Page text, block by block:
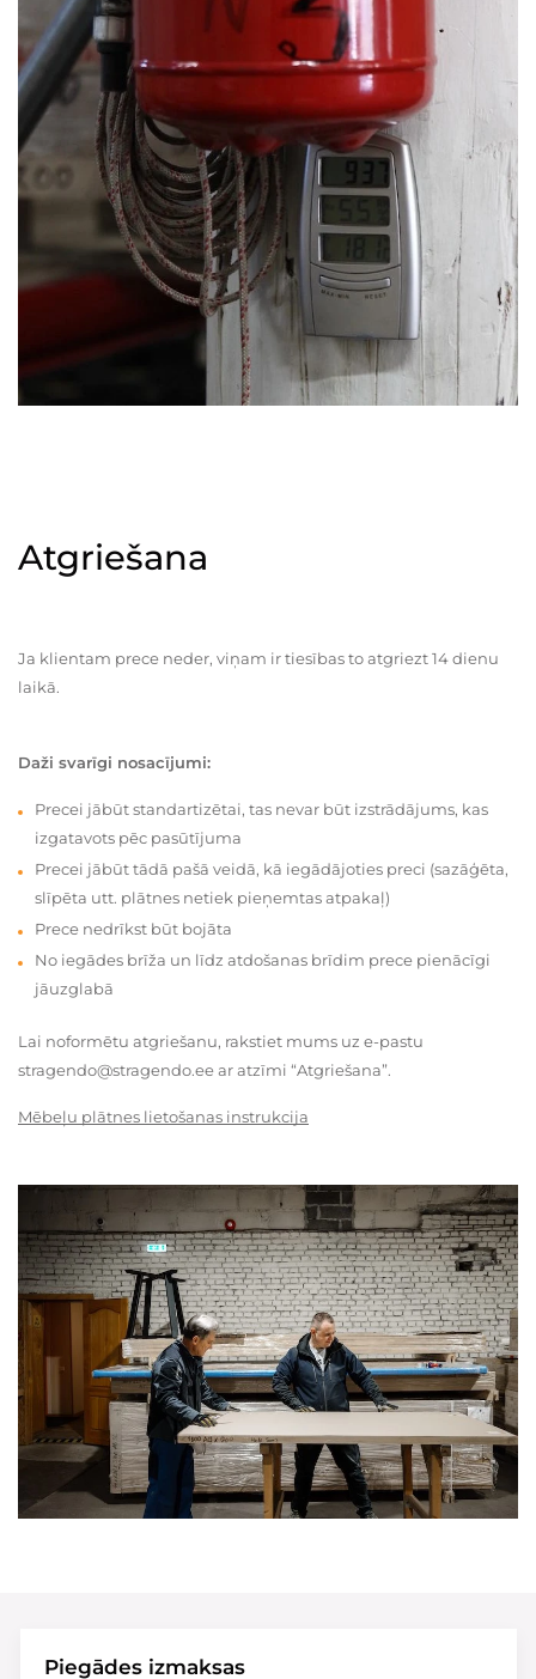
Atgriešana
Ja klientam prece neder, viņam ir tiesības to atgriezt 14 dienu
laikā.
Daži svarīgi nosacījumi:
Precei jābūt standartizētai, tas nevar būt izstrādājums, kas
izgatavots pēc pasūtījuma
Precei jābūt tādā pašā veidā, kā iegādājoties preci (sazāģēta,
slīpēta utt. plātnes netiek pieņemtas atpakaļ)
Prece nedrīkst būt bojāta
No iegādes brīža un līdz atdošanas brīdim prece pienācīgi
jāuzglabā
Lai noformētu atgriešanu, rakstiet mums uz e-pastu
stragendo@stragendo.ee ar atzīmi “Atgriešana”.
Mēbeļu plātnes lietošanas instrukcija
Piegādes izmaksas